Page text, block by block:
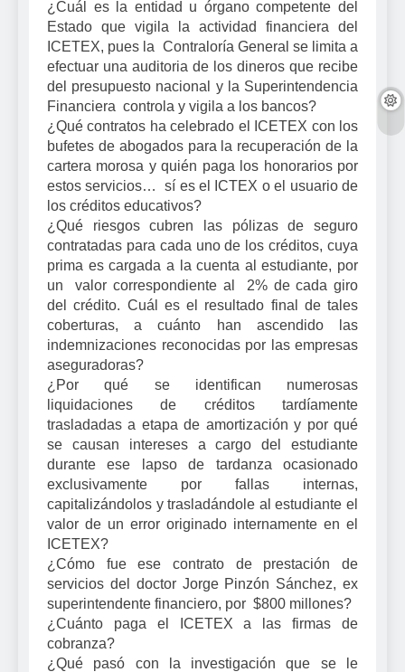
¿Cuál es la entidad u órgano competente del
Estado que vigila la actividad financiera del
ICETEX, pues la Contraloría General se limita a
efectuar una auditoria de los dineros que recibe
del presupuesto nacional y la Superintendencia
Financiera controla y vigila a los bancos?
¿Qué contratos ha celebrado el ICETEX con los
bufetes de abogados para la recuperación de la
cartera morosa y quién paga los honorarios por
estos servicios… sí es el ICTEX o el usuario de
los créditos educativos?
¿Qué riesgos cubren las pólizas de seguro
contratadas para cada uno de los créditos, cuya
prima es cargada a la cuenta al estudiante, por
un valor correspondiente al 2% de cada giro
del crédito. Cuál es el resultado final de tales
coberturas, a cuánto han ascendido las
indemnizaciones reconocidas por las empresas
aseguradoras?
¿Por qué se identifican numerosas
liquidaciones de créditos tardíamente
trasladadas a etapa de amortización y por qué
se causan intereses a cargo del estudiante
durante ese lapso de tardanza ocasionado
exclusivamente por fallas internas,
capitalizándolos y trasladándole al estudiante el
valor de un error originado internamente en el
ICETEX?
¿Cómo fue ese contrato de prestación de
servicios del doctor Jorge Pinzón Sánchez, ex
superintendente financiero, por $800 millones?
¿Cuánto paga el ICETEX a las firmas de
cobranza?
¿Qué pasó con la investigación que se le